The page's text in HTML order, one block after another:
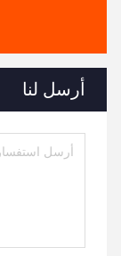
أرسل لنا